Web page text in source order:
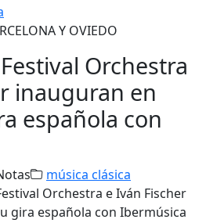
Y OVIEDO
Orchestra
inauguran en
española con
música clásica